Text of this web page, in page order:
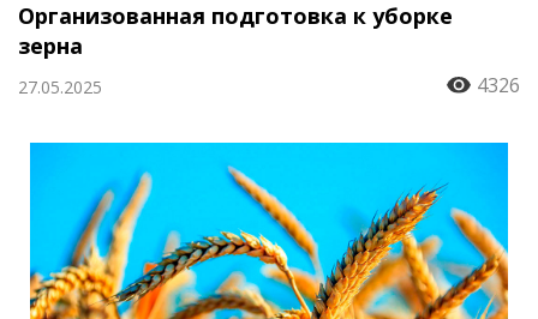
Организованная подготовка к уборке
зерна
27.05.2025 4326